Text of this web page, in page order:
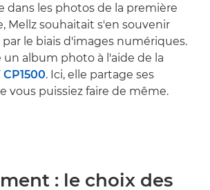
dans les photos de la première
Mellz souhaitait s'en souvenir
le biais d'images numériques.
un album photo à l'aide de la
. Ici, elle partage ses
vous puissiez faire de même.
: le choix des